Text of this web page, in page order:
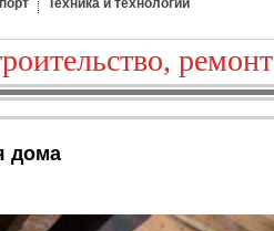
Техника и технологии
ремонт
дома